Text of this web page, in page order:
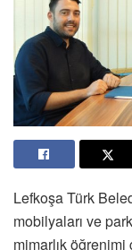
Lefkoşa Türk
mobilyaları ve
mimarlık